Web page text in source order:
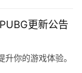
更新公告
你的游戏体验。